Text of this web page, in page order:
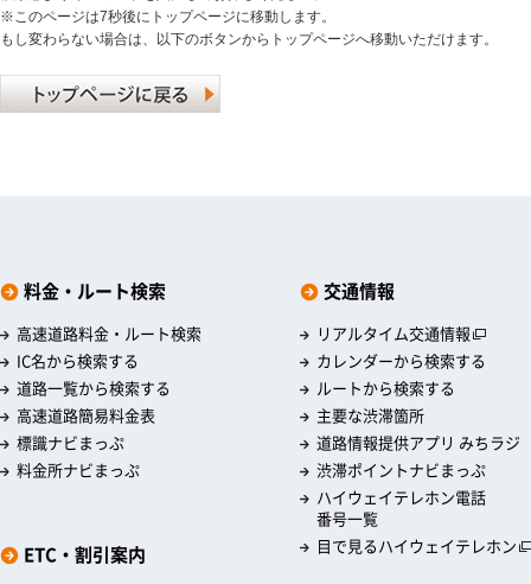
※このページは7秒後にトップページに移動します。
もし変わらない場合は、以下のボタンからトップページへ移動いただけます。
料金・ルート検索
高速道路料金・ルート検索
IC名から検索する
道路一覧から検索する
高速道路簡易料金表
標識ナビまっぷ
料金所ナビまっぷ
ETC・割引案内
交通情報
リアルタイム交通情報
カレンダーから検索する
ルートから検索する
主要な渋滞箇所
道路情報提供アプリ みちラジ
渋滞ポイントナビまっぷ
ハイウェイテレホン電話
番号一覧
目で見るハイウェイテレホン